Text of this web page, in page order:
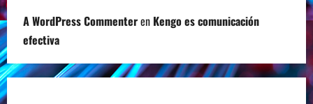
A WordPress Commenteren Kengo es comunicación
efectiva